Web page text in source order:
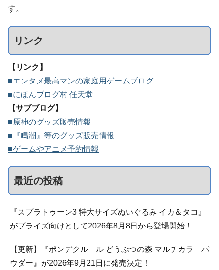
す。
リンク
【リンク】
■エンタメ最高マンの家庭用ゲームブログ
■にほんブログ村 任天堂
【サブブログ】
■原神のグッズ販売情報
■『鳴潮』等のグッズ販売情報
■ゲームやアニメ予約情報
最近の投稿
『スプラトゥーン3 特大サイズぬいぐるみ イカ＆タコ』
がプライズ向けとして2026年8月8日から登場開始！
【更新】『ポンデクルール どうぶつの森 マルチカラーパ
ウダー』が2026年9月21日に発売決定！